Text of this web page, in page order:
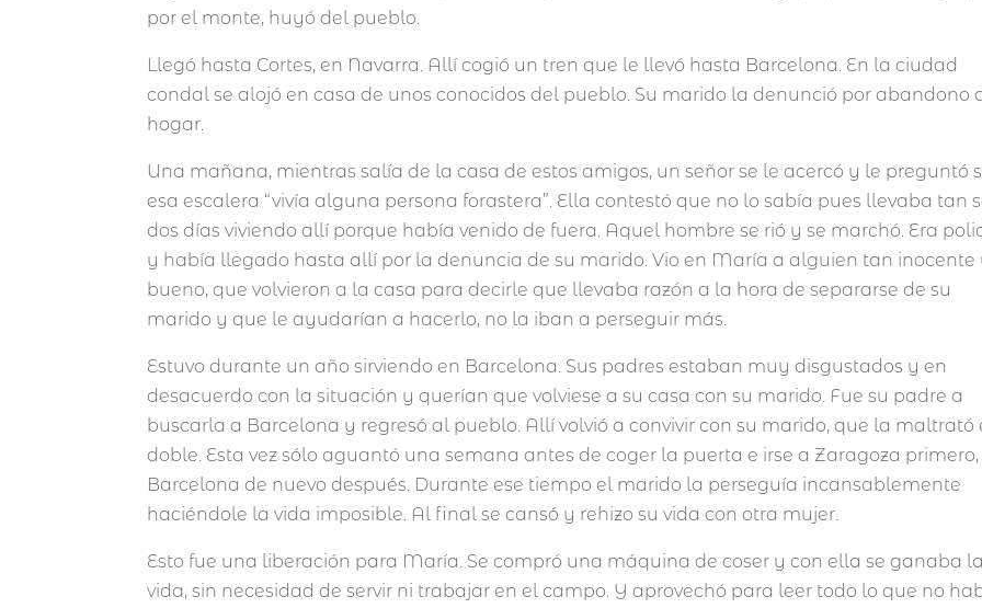
por el monte, huyó del pueblo.
Llegó hasta Cortes, en Navarra. Allí cogió un tren que le llevó hasta Barcelona. En la ciudad
condal se alojó en casa de unos conocidos del pueblo. Su marido la denunció por abandono
hogar.
Una mañana, mientras salía de la casa de estos amigos, un señor se le acercó y le preguntó
esa escalera “vivía alguna persona forastera”. Ella contestó que no lo sabía pues llevaba tan
dos días viviendo allí porque había venido de fuera. Aquel hombre se rió y se marchó. Era
y había llegado hasta allí por la denuncia de su marido. Vio en María a alguien tan inocente
bueno, que volvieron a la casa para decirle que llevaba razón a la hora de separarse de su
marido y que le ayudarían a hacerlo, no la iban a perseguir más.
Estuvo durante un año sirviendo en Barcelona. Sus padres estaban muy disgustados y en
desacuerdo con la situación y querían que volviese a su casa con su marido. Fue su padre a
buscarla a Barcelona y regresó al pueblo. Allí volvió a convivir con su marido, que la maltrató
doble. Esta vez sólo aguantó una semana antes de coger la puerta e irse a Zaragoza primero,
Barcelona de nuevo después. Durante ese tiempo el marido la perseguía incansablemente
haciéndole la vida imposible. Al final se cansó y rehizo su vida con otra mujer.
Esto fue una liberación para María. Se compró una máquina de coser y con ella se ganaba la
vida, sin necesidad de servir ni trabajar en el campo. Y aprovechó para leer todo lo que no